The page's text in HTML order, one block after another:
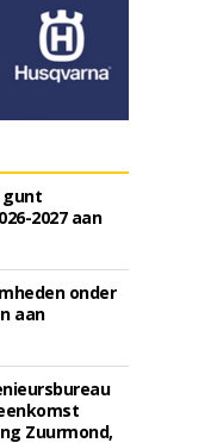
gunt
2027 aan
onder
aan
Zuurmond,